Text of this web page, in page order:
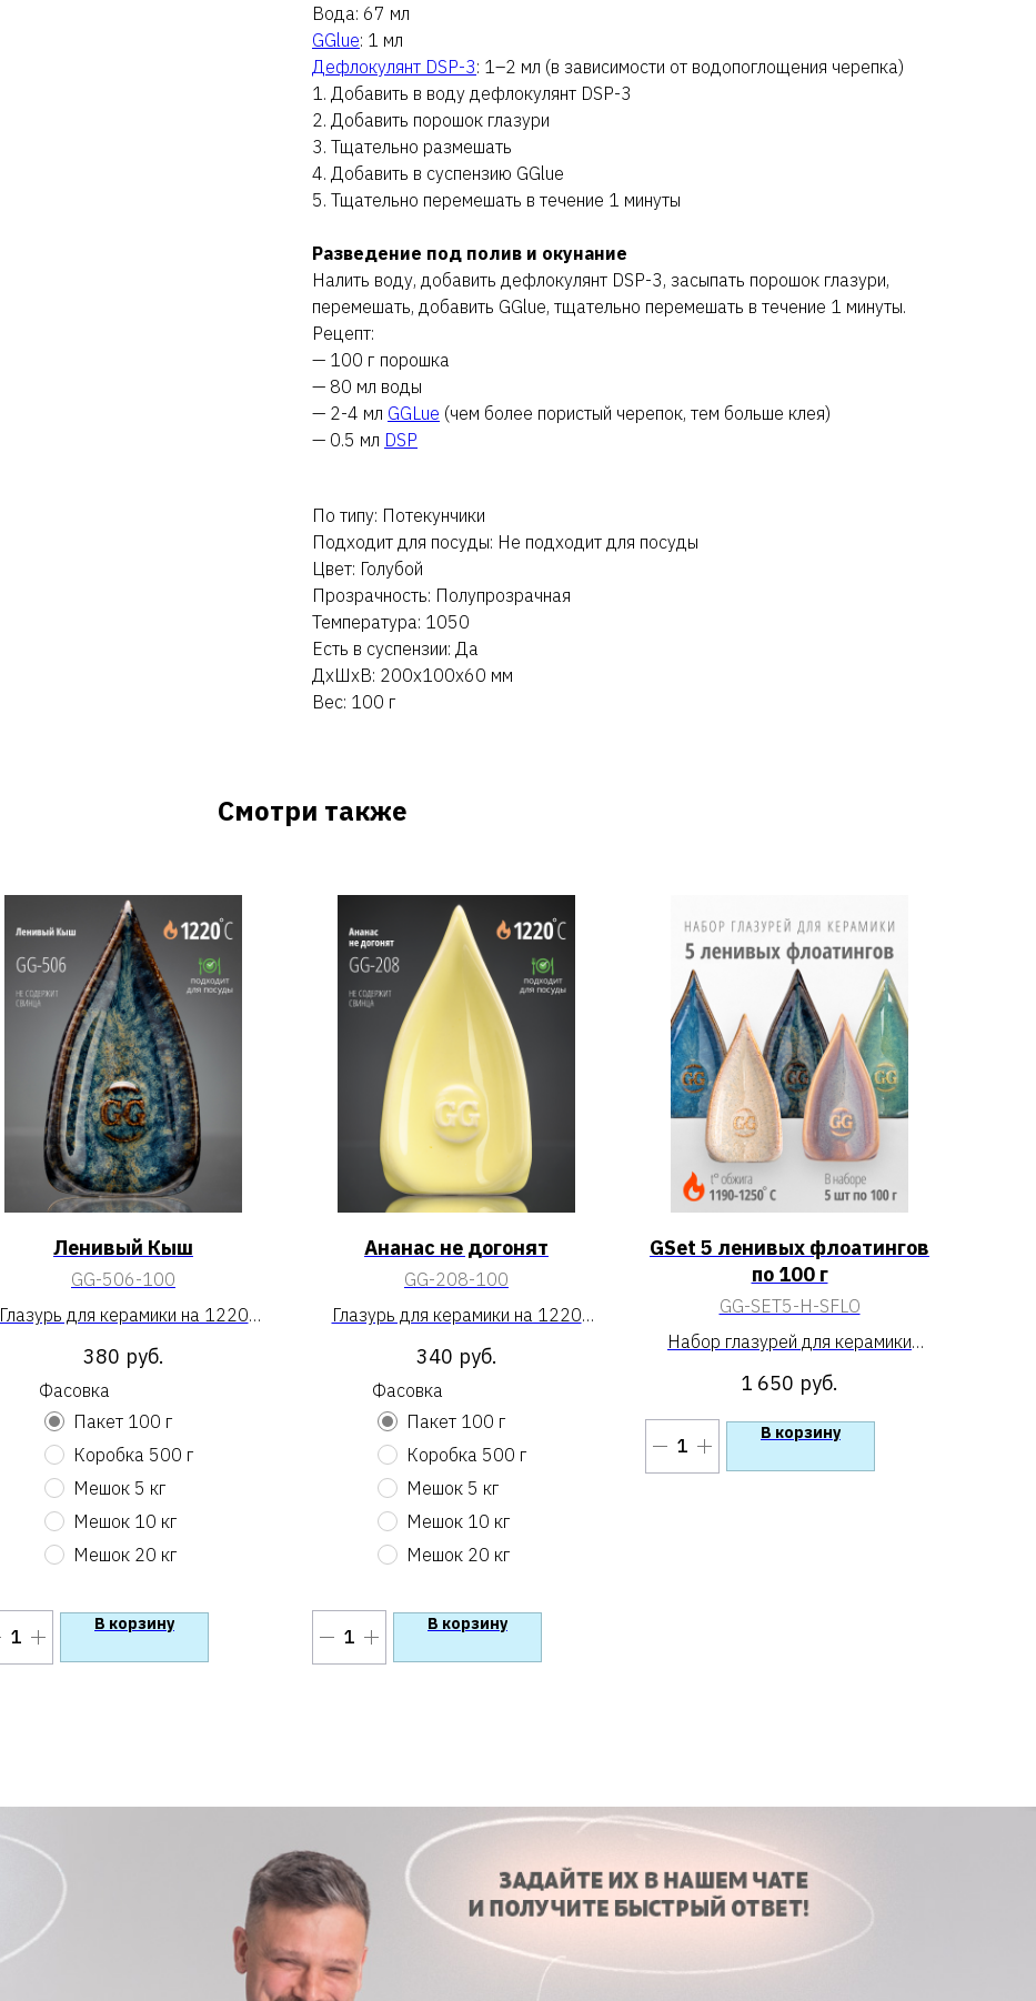
Вода: 67 мл
GGlue: 1 мл
Дефлокулянт DSP-3: 1–2 мл (в зависимости от водопоглощения черепка)
1. Добавить в воду дефлокулянт DSP-3
2. Добавить порошок глазури
3. Тщательно размешать
4. Добавить в суспензию GGlue
5. Тщательно перемешать в течение 1 минуты
Разведение под полив и окунание
Налить воду, добавить дефлокулянт DSP-3, засыпать порошок глазури,
перемешать, добавить GGlue, тщательно перемешать в течение 1 минуты.
Рецепт:
— 100 г порошка
— 80 мл воды
— 2-4 мл GGLue (чем более пористый черепок, тем больше клея)
— 0.5 мл DSP
По типу: Потекунчики
Подходит для посуды: Не подходит для посуды
Цвет: Голубой
Прозрачность: Полупрозрачная
Температура: 1050
Есть в суспензии: Да
ДxШxВ: 200x100x60 мм
Вес: 100 г
Смотри также
Ленивый Кыш
GG-506-100
Глазурь для керамики на 1220
«Ленивый Кыш»
380 руб.
Фасовка
Пакет 100 г
Коробка 500 г
Мешок 5 кг
Мешок 10 кг
Мешок 20 кг
В корзину
Ананас не догонят
GG-208-100
Глазурь для керамики на 1220
«Ананас не догонят»
340 руб.
Фасовка
Пакет 100 г
Коробка 500 г
Мешок 5 кг
Мешок 10 кг
Мешок 20 кг
В корзину
GSet 5 ленивых флоатингов
по 100 г
GG-SET5-H-SFLO
Набор глазурей для керамики
«GSet 5 ленивых флоатингов по
100 г»
1 650 руб.
В корзину